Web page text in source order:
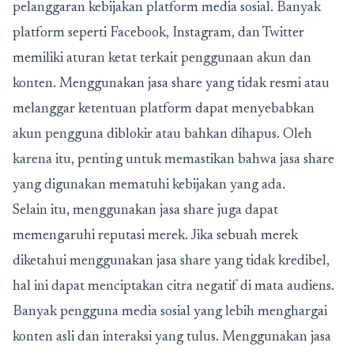
pelanggaran kebijakan platform media sosial. Banyak
platform seperti Facebook, Instagram, dan Twitter
memiliki aturan ketat terkait penggunaan akun dan
konten. Menggunakan jasa share yang tidak resmi atau
melanggar ketentuan platform dapat menyebabkan
akun pengguna diblokir atau bahkan dihapus. Oleh
karena itu, penting untuk memastikan bahwa jasa share
yang digunakan mematuhi kebijakan yang ada.
Selain itu, menggunakan jasa share juga dapat
memengaruhi reputasi merek. Jika sebuah merek
diketahui menggunakan jasa share yang tidak kredibel,
hal ini dapat menciptakan citra negatif di mata audiens.
Banyak pengguna media sosial yang lebih menghargai
konten asli dan interaksi yang tulus. Menggunakan jasa